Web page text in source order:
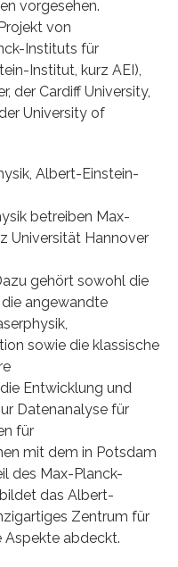
vorgesehen.
von
Instituts für
Institut, kurz AEI),
der Cardiff University,
University of
Albert-Einstein-
betreiben Max-
Universität Hannover
gehört sowohl die
angewandte
sowie die klassische
Entwicklung und
Datenanalyse für
für
mit dem in Potsdam
des Max-Planck-
das Albert-
Zentrum für
Aspekte abdeckt.